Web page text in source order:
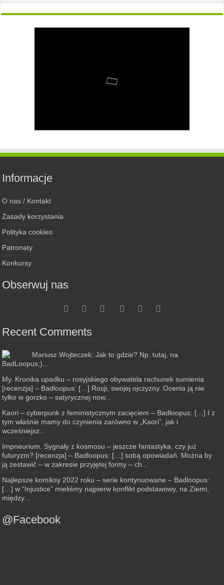
Informacje
O nas / Kontakt
Zasady korzystania
Polityka cookies
Patronaty
Konkursy
Obserwuj nas
Recent Comments
Mariusz Wojteczek: Jak to gdzie? Np. tutaj, na
BadLoopus;)...
My. Kronika upadku – rosyjskiego obywatela rachunek sumienia
[recenzja] – Badloopus: […] Rosji, swojej ojczyzny. Ocenia ją nie
tylko w gorzko – satyrycznej now...
Kaori – cyberpunk z feministycznym zacięciem – Badloopus: […] I z
tym właśnie mamy do czynienia zarówno w „Kaori”, jak i
wcześniejsz...
Impneurium. Sygnały z kosmosu – jeszcze fantastyka, czy już
futuryzm? [recenzja] – Badloopus: […] sobą opowiadań. Można by
ją zestawić – w zakresie przyjętej formy – ch...
Najlepsze komiksy 2022 roku – serie kontynuowane – Badloopus:
[…] w “Injustice” mieliśmy najpierw konflikt podstawowy, na Ziemi,
między...
@Facebook